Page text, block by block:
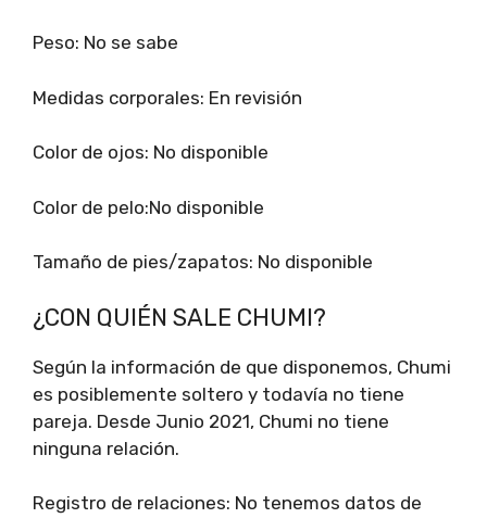
Peso: No se sabe
Medidas corporales: En revisión
Color de ojos: No disponible
Color de pelo:No disponible
Tamaño de pies/zapatos: No disponible
¿CON QUIÉN SALE CHUMI?
Según la información de que disponemos, Chumi
es posiblemente soltero y todavía no tiene
pareja. Desde Junio 2021, Chumi no tiene
ninguna relación.
Registro de relaciones: No tenemos datos de